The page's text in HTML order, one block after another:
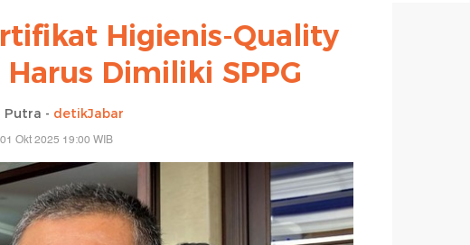
Higienis-Quality
Dimiliki SPPG
Putra - detikJabar
Okt 2025 19:00 WIB